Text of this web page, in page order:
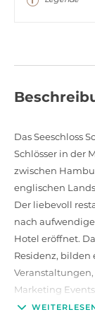
Das Seeschloss
Schlösser in der
zwischen
englischen
Der liebevoll
nach
Hotel eröffnet.
Residenz,
Veranstaltungen,
Marketing
Familienfeiern.